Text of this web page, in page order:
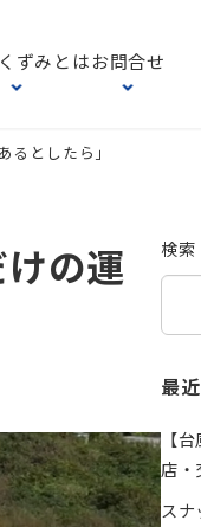
ずみとはお問合せ
としたら」
の運
検索
最
【台
店・
スナ